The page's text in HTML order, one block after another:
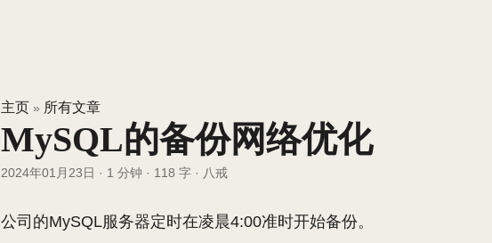
主页 » 所有文章
MySQL的备份网络优化
2024年01月23日 · 1 分钟 · 118 字 · 八戒
公司的MySQL服务器定时在凌晨4:00准时开始备份。